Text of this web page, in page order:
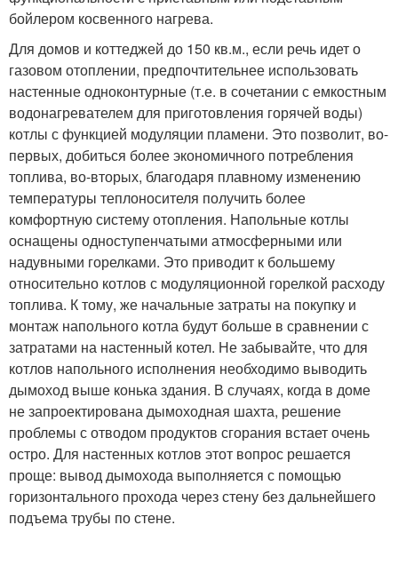
бойлером косвенного нагрева.
Для домов и коттеджей до 150 кв.м., если речь идет о
газовом отоплении, предпочтительнее использовать
настенные одноконтурные (т.е. в сочетании с емкостным
водонагревателем для приготовления горячей воды)
котлы с функцией модуляции пламени. Это позволит, во-
первых, добиться более экономичного потребления
топлива, во-вторых, благодаря плавному изменению
температуры теплоносителя получить более
комфортную систему отопления. Напольные котлы
оснащены одноступенчатыми атмосферными или
надувными горелками. Это приводит к большему
относительно котлов с модуляционной горелкой расходу
топлива. К тому, же начальные затраты на покупку и
монтаж напольного котла будут больше в сравнении с
затратами на настенный котел. Не забывайте, что для
котлов напольного исполнения необходимо выводить
дымоход выше конька здания. В случаях, когда в доме
не запроектирована дымоходная шахта, решение
проблемы с отводом продуктов сгорания встает очень
остро. Для настенных котлов этот вопрос решается
проще: вывод дымохода выполняется с помощью
горизонтального прохода через стену без дальнейшего
подъема трубы по стене.